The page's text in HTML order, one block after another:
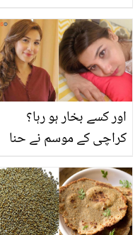
گھریلوعلاج ۔۔۔۔
اور کسے بخار ہو رہا؟
کراچی کے موسم نے حنا
صحت سے متعلق پوسٹ
شیئر کردی